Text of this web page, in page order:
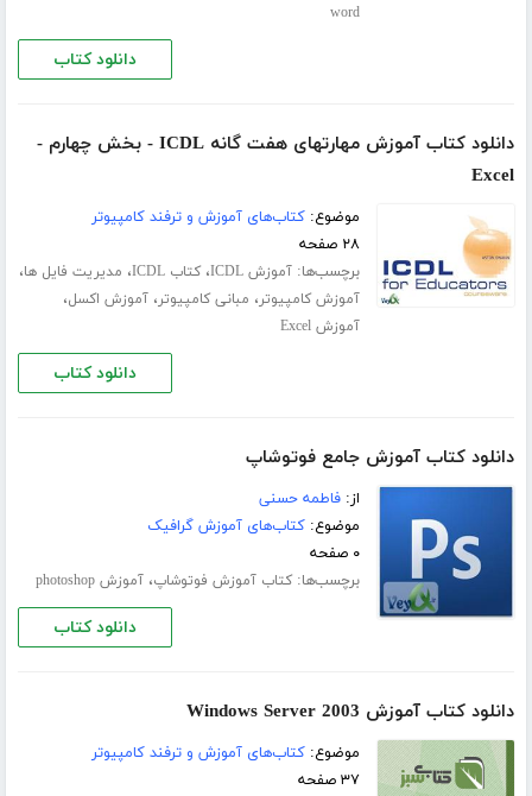
word
دانلود کتاب
دانلود کتاب آموزش مهارتهای هفت گانه ICDL - بخش چهارم -
Excel
موضوع:کتاب‌های آموزش و ترفند کامپیوتر
۲۸ صفحه
برچسب‌ها:آموزش ICDL ،کتاب ICDL ، مدیریت فایل ها،
آموزش کامپیوتر، مبانی کامپیوتر،آموزش اکسل،
آموزش Excel
دانلود کتاب
دانلود کتاب آموزش جامع فوتوشاپ
از:فاطمه حسنی
موضوع:کتاب‌های آموزش گرافیک
۰ صفحه
برچسب‌ها:کتاب آموزش فوتوشاپ،آموزش photoshop
دانلود کتاب
دانلود کتاب آموزش Windows Server 2003
موضوع:کتاب‌های آموزش و ترفند کامپیوتر
۳۷ صفحه